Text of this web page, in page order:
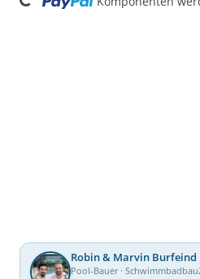
Loading...
Robin & Marvin Burfeind
Pool-Bauer ·